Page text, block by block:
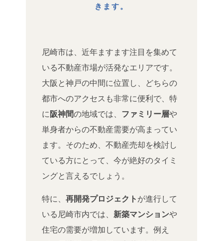
きます。
尼崎市は、近年ますます注目を集めて
いる不動産市場が活発なエリアです。
大阪と神戸の中間に位置し、どちらの
都市へのアクセスも非常に便利で、特
に阪神間の地域では、 ファミリー層や
単身者からの不動産需要が高まってい
ます。そのため、不動産売却を検討し
ている方にとって、今が絶好のタイミ
ングと言えるでしょう。
特に、 再開発プロジェクトが進行して
いる尼崎市内では、 新築マンションや
住宅の需要が増加しています。例え